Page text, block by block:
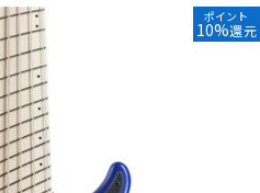
ポイント
10%還元